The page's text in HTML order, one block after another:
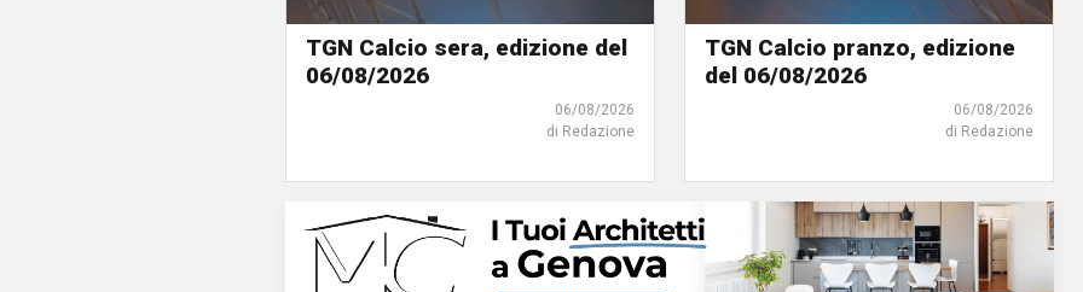
TGN Calcio sera, edizione del
06/08/2026
06/08/2026
di Redazione
TGN Calcio pranzo, edizione
del 06/08/2026
06/08/2026
di Redazione